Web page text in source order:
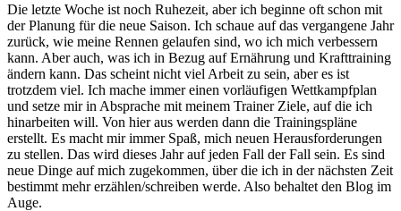
Die letzte Woche ist noch Ruhezeit, aber ich beginne oft schon mit
der Planung für die neue Saison. Ich schaue auf das vergangene Jahr
zurück, wie meine Rennen gelaufen sind, wo ich mich verbessern
kann. Aber auch, was ich in Bezug auf Ernährung und Krafttraining
ändern kann. Das scheint nicht viel Arbeit zu sein, aber es ist
trotzdem viel. Ich mache immer einen vorläufigen Wettkampfplan
und setze mir in Absprache mit meinem Trainer Ziele, auf die ich
hinarbeiten will. Von hier aus werden dann die Trainingspläne
erstellt. Es macht mir immer Spaß, mich neuen Herausforderungen
zu stellen. Das wird dieses Jahr auf jeden Fall der Fall sein. Es sind
neue Dinge auf mich zugekommen, über die ich in der nächsten Zeit
bestimmt mehr erzählen/schreiben werde. Also behaltet den Blog im
Auge.